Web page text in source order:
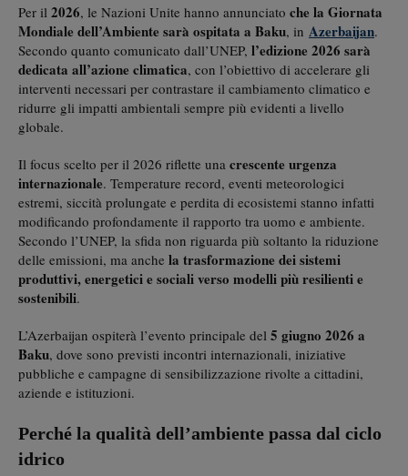
Per il 2026, le Nazioni Unite hanno annunciato che la Giornata
Mondiale dell’Ambiente sarà ospitata a Baku, in Azerbaijan.
Secondo quanto comunicato dall’UNEP, l’edizione 2026 sarà
dedicata all’azione climatica, con l’obiettivo di accelerare gli
interventi necessari per contrastare il cambiamento climatico e
ridurre gli impatti ambientali sempre più evidenti a livello
globale.
Il focus scelto per il 2026 riflette una crescente urgenza
internazionale. Temperature record, eventi meteorologici
estremi, siccità prolungate e perdita di ecosistemi stanno infatti
modificando profondamente il rapporto tra uomo e ambiente.
Secondo l’UNEP, la sfida non riguarda più soltanto la riduzione
delle emissioni, ma anche la trasformazione dei sistemi
produttivi, energetici e sociali verso modelli più resilienti e
sostenibili.
L’Azerbaijan ospiterà l’evento principale del 5 giugno 2026 a
Baku, dove sono previsti incontri internazionali, iniziative
pubbliche e campagne di sensibilizzazione rivolte a cittadini,
aziende e istituzioni.
Perché la qualità dell’ambiente passa dal ciclo
idrico